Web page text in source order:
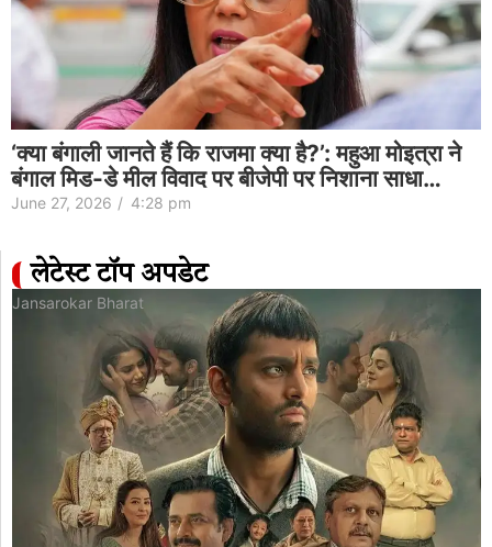
‘क्या बंगाली जानते हैं कि राजमा क्या है?’: महुआ मोइत्रा ने
बंगाल मिड-डे मील विवाद पर बीजेपी पर निशाना साधा…
June 27, 2026 / 4:28 pm
लेटेस्ट टॉप अपडेट
Jansarokar Bharat